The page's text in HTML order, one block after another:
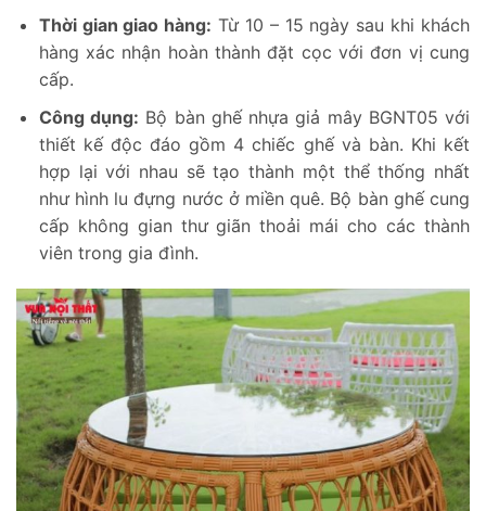
Thời gian giao hàng: Từ 10 – 15 ngày sau khi khách
hàng xác nhận hoàn thành đặt cọc với đơn vị cung
cấp.
Công dụng: Bộ bàn ghế nhựa giả mây BGNT05 với
thiết kế độc đáo gồm 4 chiếc ghế và bàn. Khi kết
hợp lại với nhau sẽ tạo thành một thể thống nhất
như hình lu đựng nước ở miền quê. Bộ bàn ghế cung
cấp không gian thư giãn thoải mái cho các thành
viên trong gia đình.